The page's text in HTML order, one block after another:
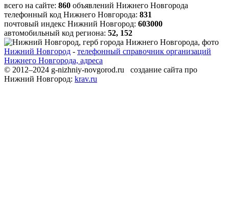
всего на сайте: 860 объявлений Нижнего Новгорода
телефонный код Нижнего Новгорода: 831
почтовый индекс Нижний Новгород: 603000
автомобильный код региона: 52, 152
Нижний Новгород - телефонный справочник организаций
Нижнего Новгорода, адреса
© 2012–2024 g-nizhniy-novgorod.ru создание сайта про
Нижний Новгород: krav.ru